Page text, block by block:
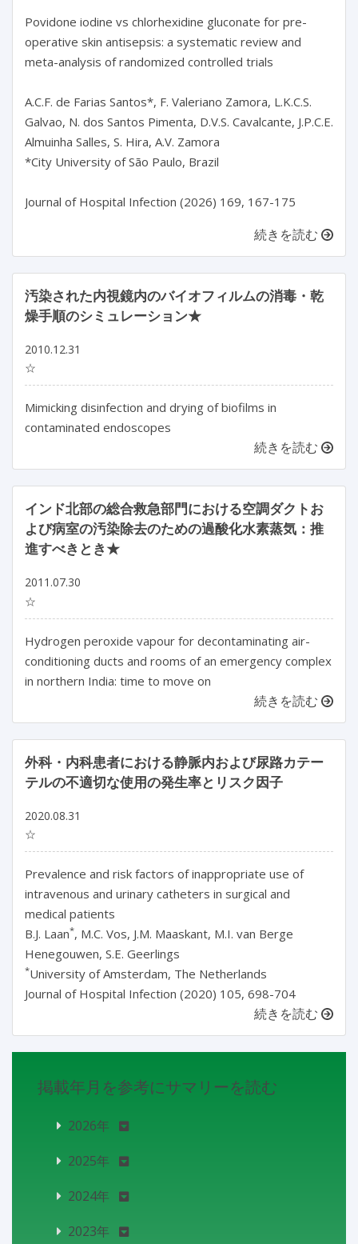
Povidone iodine vs chlorhexidine gluconate for pre-
operative skin antisepsis: a systematic review and
meta-analysis of randomized controlled trials
A.C.F. de Farias Santos*, F. Valeriano Zamora, L.K.C.S.
Galvao, N. dos Santos Pimenta, D.V.S. Cavalcante, J.P.C.E.
Almuinha Salles, S. Hira, A.V. Zamora
*City University of São Paulo, Brazil
Journal of Hospital Infection (2026) 169, 167-175
続きを読む
汚染された内視鏡内のバイオフィルムの消毒・乾
燥手順のシミュレーション★
2010.12.31
☆
Mimicking disinfection and drying of biofilms in
contaminated endoscopes
続きを読む
インド北部の総合救急部門における空調ダクトお
よび病室の汚染除去のための過酸化水素蒸気：推
進すべきとき★
2011.07.30
☆
Hydrogen peroxide vapour for decontaminating air-
conditioning ducts and rooms of an emergency complex
in northern India: time to move on
続きを読む
外科・内科患者における静脈内および尿路カテー
テルの不適切な使用の発生率とリスク因子
2020.08.31
☆
Prevalence and risk factors of inappropriate use of
intravenous and urinary catheters in surgical and
medical patients
B.J. Laan*, M.C. Vos, J.M. Maaskant, M.I. van Berge
Henegouwen, S.E. Geerlings
*University of Amsterdam, The Netherlands
Journal of Hospital Infection (2020) 105, 698-704
続きを読む
掲載年月を参考にサマリーを読む
2026年
2025年
2024年
2023年